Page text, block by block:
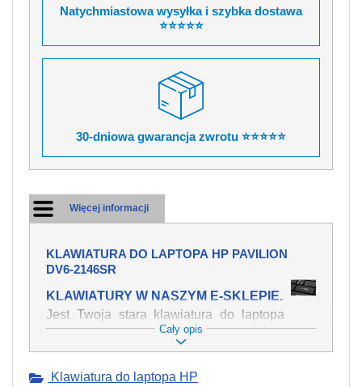
Natychmiastowa wysyłka i szybka dostawa
⭐⭐⭐⭐⭐
30-dniowa gwarancja zwrotu ⭐⭐⭐⭐⭐
Więcej informacji
KLAWIATURA DO LAPTOPA HP PAVILION
DV6-2146SR
KLAWIATURY W NASZYM E-SKLEPIE.
Jest Twoja stara klawiatura do laptopa
HP Pavilion dv6-2146sr mechanicznie
uszkodzona, polałeś ją płynem, który
swojej pozycji? Kup nową klawiaturę,
Cały opis
Klawiatura do laptopa HP